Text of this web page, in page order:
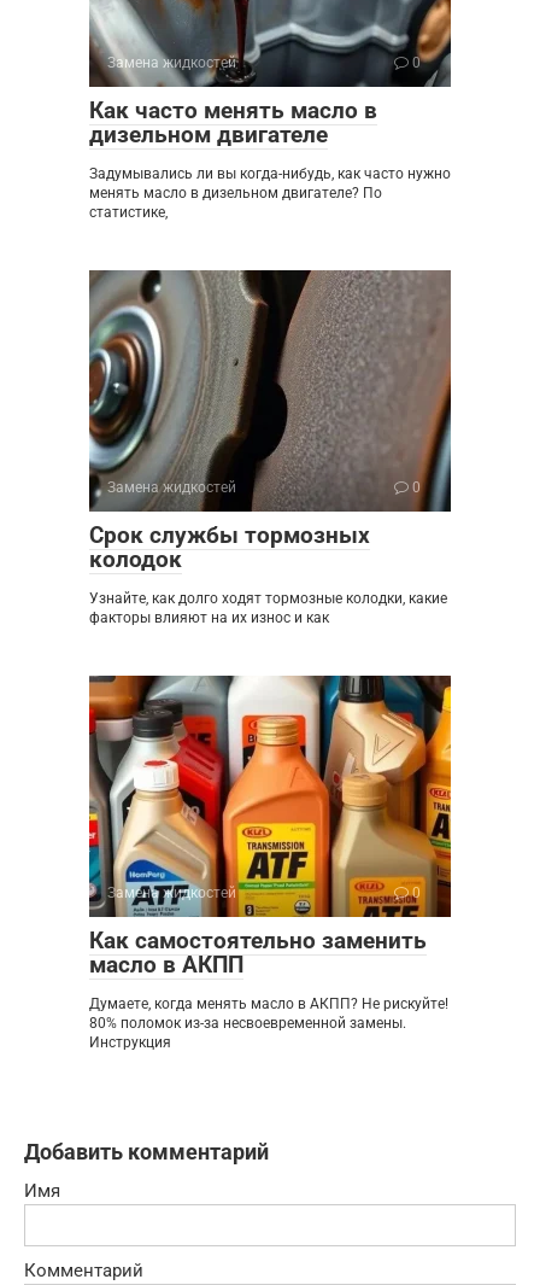
Замена жидкостей 0
Как часто менять масло в
дизельном двигателе
Задумывались ли вы когда-нибудь, как часто нужно
менять масло в дизельном двигателе? По
статистике,
Замена жидкостей 0
Срок службы тормозных
колодок
Узнайте, как долго ходят тормозные колодки, какие
факторы влияют на их износ и как
Замена жидкостей 0
Как самостоятельно заменить
масло в АКПП
Думаете, когда менять масло в АКПП? Не рискуйте!
80% поломок из-за несвоевременной замены.
Инструкция
Добавить комментарий
Имя
Комментарий